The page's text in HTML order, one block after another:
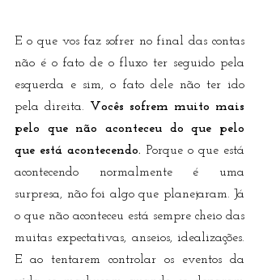
E o que vos faz sofrer no final das contas
não é o fato de o fluxo ter seguido pela
esquerda e sim, o fato dele não ter ido
pela direita. Vocês sofrem muito mais
pelo que não aconteceu do que pelo
que está acontecendo. Porque o que está
acontecendo normalmente é uma
surpresa, não foi algo que planejaram. Já
o que não aconteceu está sempre cheio das
muitas expectativas, anseios, idealizações.
E ao tentarem controlar os eventos da